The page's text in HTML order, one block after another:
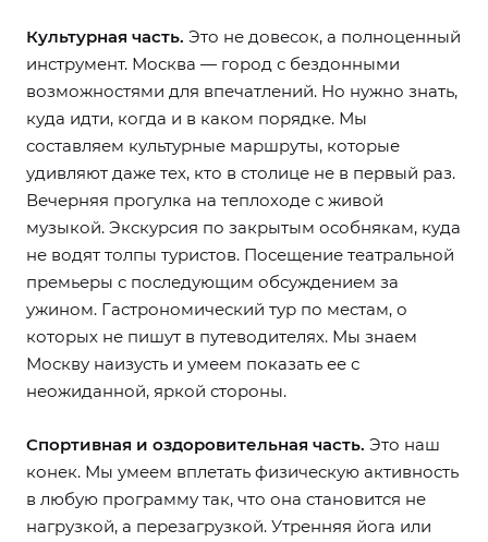
Культурная часть. Это не довесок, а полноценный
инструмент. Москва — город с бездонными
возможностями для впечатлений. Но нужно знать,
куда идти, когда и в каком порядке. Мы
составляем культурные маршруты, которые
удивляют даже тех, кто в столице не в первый раз.
Вечерняя прогулка на теплоходе с живой
музыкой. Экскурсия по закрытым особнякам, куда
не водят толпы туристов. Посещение театральной
премьеры с последующим обсуждением за
ужином. Гастрономический тур по местам, о
которых не пишут в путеводителях. Мы знаем
Москву наизусть и умеем показать ее с
неожиданной, яркой стороны.
Спортивная и оздоровительная часть. Это наш
конек. Мы умеем вплетать физическую активность
в любую программу так, что она становится не
нагрузкой, а перезагрузкой. Утренняя йога или